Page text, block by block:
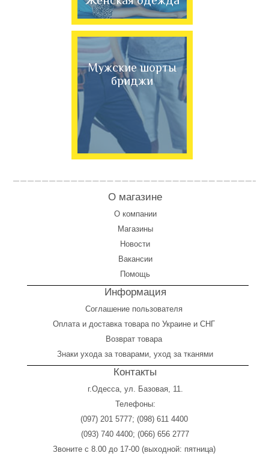
Мужские шорты
бриджи
О магазине
О компании
Магазины
Новости
Вакансии
Помощь
Информация
Соглашение пользователя
Оплата и доставка товара по Украине и СНГ
Возврат товара
Знаки ухода за товарами, уход за тканями
Контакты
г.Одесса, ул. Базовая, 11.
Телефоны:
(097) 201 5777; (098) 611 4400
(093) 740 4400; (066) 656 2777
Звоните с 8.00 до 17-00 (выходной: пятница)